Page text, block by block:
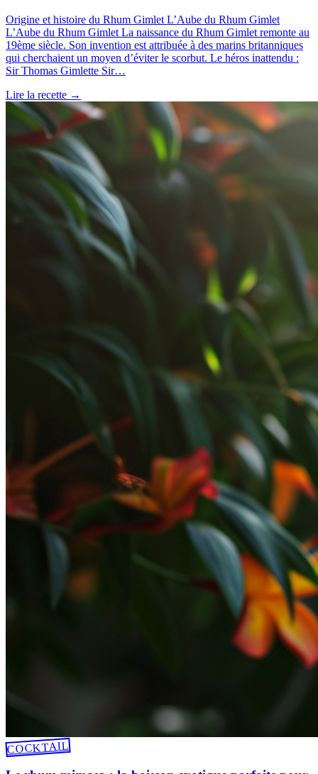
Origine et histoire du Rhum Gimlet L’Aube du Rhum Gimlet
L’Aube du Rhum Gimlet La naissance du Rhum Gimlet remonte au
19ème siècle. Son invention est attribuée à des marins britanniques
qui cherchaient un moyen d’éviter le scorbut. Le héros inattendu :
Sir Thomas Gimlette Sir…
Lire la recette →
COCKTAIL